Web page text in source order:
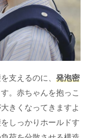
支えるのに、 発泡密
。赤ちゃんを抱っこ
きくなってきますよ
しっかりホールドす